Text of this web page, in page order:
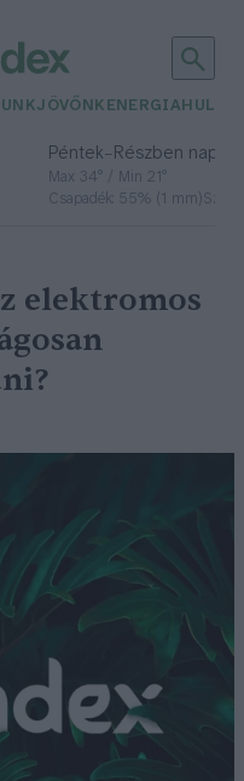
JÖVŐNK ENERGIA
Péntek– Részben
Max 34° / Min 21°
Csapadék: 55% (1 mm)Szél:
elektromos